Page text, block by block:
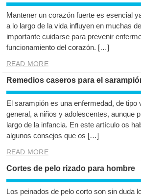
Mantener un corazón fuerte es esencial
a lo largo de la vida influyen en muchas
importante cuidarse para prevenir
funcionamiento del corazón. […]
READ MORE
Remedios caseros para el
El sarampión es una enfermedad, de
general, a niños y adolescentes, aunque
largo de la infancia. En este artículo os
algunos consejos que os […]
READ MORE
Cortes de pelo rizado para hombre
Los peinados de pelo corto son sin duda